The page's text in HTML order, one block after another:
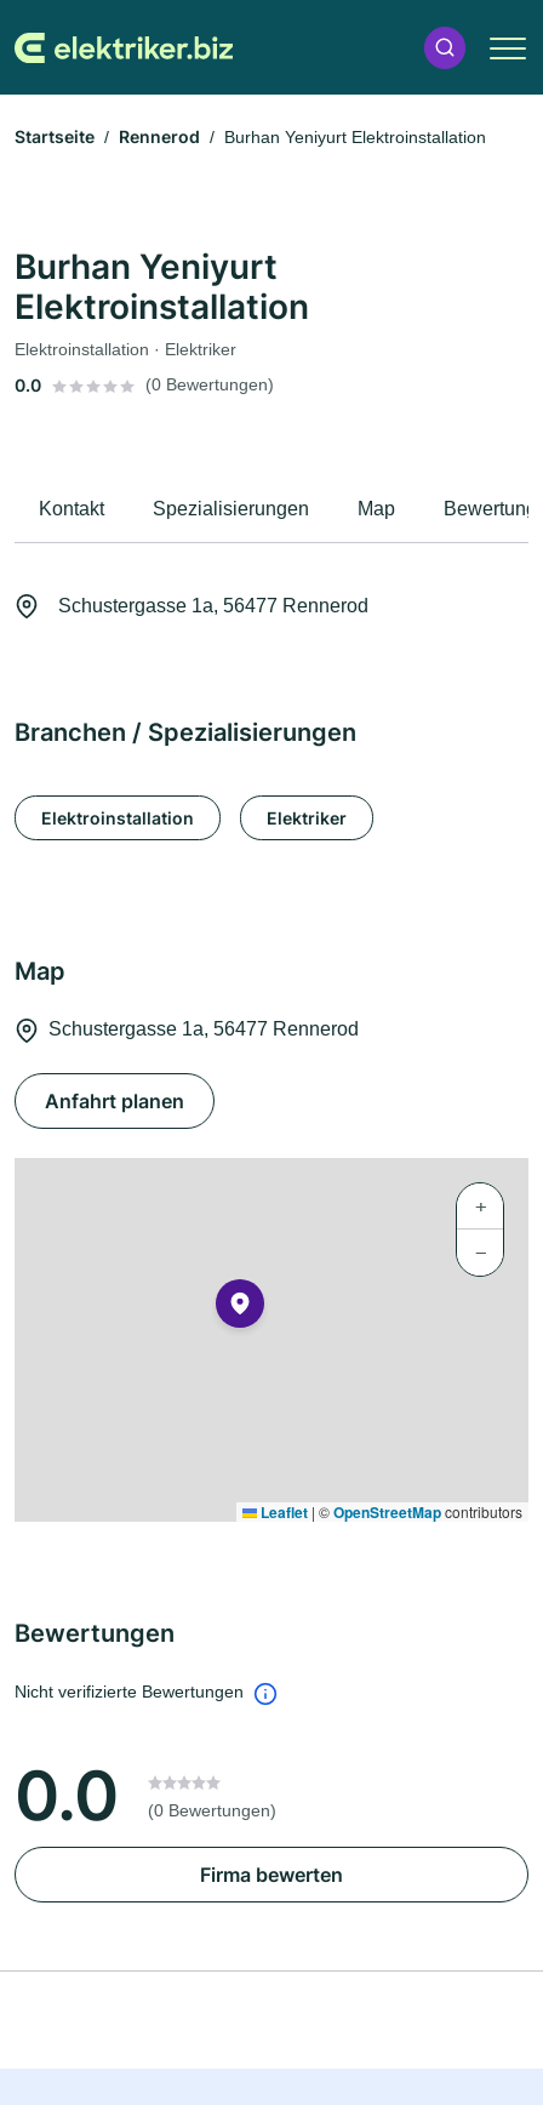
Startseite Rennerod Burhan Yeniyurt Elektroinstallation
Burhan Yeniyurt
Elektroinstallation
Elektroinstallation · Elektriker
0.0 (0 Bewertungen)
Kontakt Spezialisierungen Map
Schustergasse 1a, 56477 Rennerod
Branchen / Spezialisierungen
Elektroinstallation Elektriker
Map
Schustergasse 1a, 56477 Rennerod
Anfahrt planen
+
−
Leaflet | ©OpenStreetMapcontributors
Bewertungen
Nicht verifizierte Bewertungen
0.0 (0 Bewertungen)
Firma bewerten